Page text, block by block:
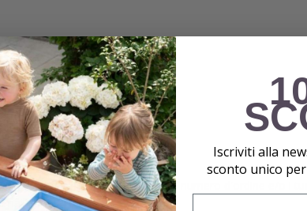
voce “Ordini”.
, indicando il numero d'ordine e/o i
Iscriviti alla
sconto unico